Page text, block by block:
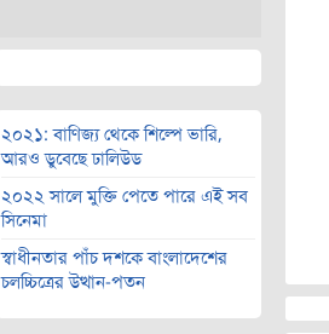
২০২১: বাণিজ্য থেকে শিল্পে ভারি,
আরও ডুবেছে ঢালিউড
২০২২ সালে মুক্তি পেতে পারে এই সব
সিনেমা
স্বাধীনতার পাঁচ দশকে বাংলাদেশের
চলচ্চিত্রের উত্থান-পতন